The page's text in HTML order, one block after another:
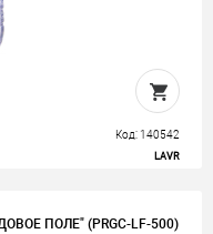
Код: 140542
LAVR
ПОЛЕ" (PRGC-LF-500)